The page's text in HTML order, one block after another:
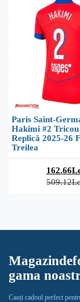
Paris Saint-
Hakimi #2
Replică 2025-26
Treilea
gama
Cauți cadoul perfect